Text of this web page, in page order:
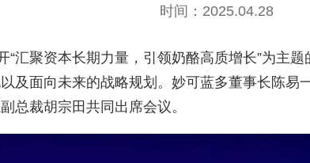
时间：2025.04.28
“汇聚资本长期力量，引领奶酪高质增长”为主题
及面向未来的战略规划。妙可蓝多董事长陈易
总裁胡宗田 共同出席会议。